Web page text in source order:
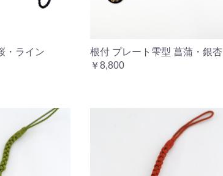
・ライン
根付 プレート雫型 菖蒲・銀杏
￥8,800